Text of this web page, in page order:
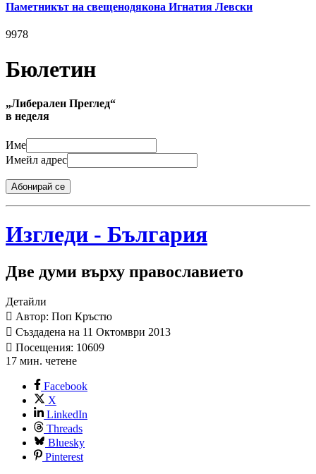
Паметникът на свещенодякона Игнатия Левски
9978
Бюлетин
„Либерален Преглед“
в неделя
Име
Имейл адрес
Абонирай се
Изгледи - България
Две думи върху православието
Детайли
Автор: Поп Кръстю
Създадена на 11 Октомври 2013
Посещения: 10609
17 мин. четене
Facebook
X
LinkedIn
Threads
Bluesky
Pinterest